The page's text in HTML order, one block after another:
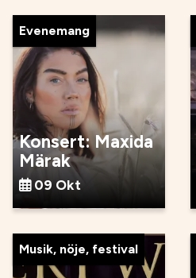
Evenemang
Konsert: Maxida
Märak
09 Okt
Musik, nöje, festival